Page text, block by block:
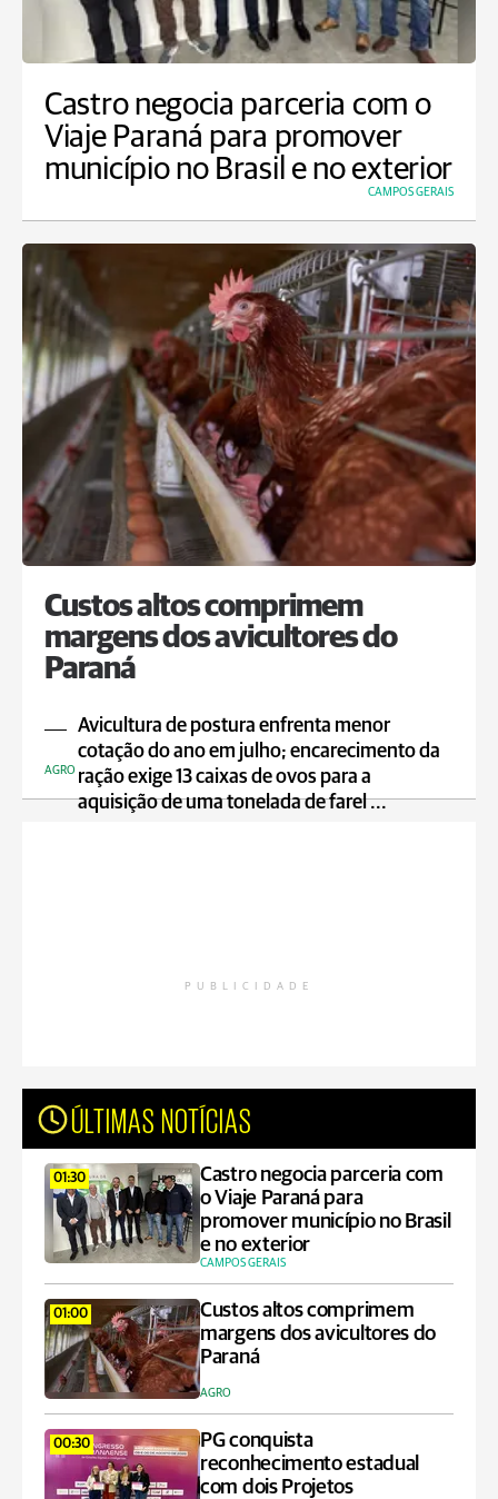
Castro negocia parceria com o
Viaje Paraná para promover
município no Brasil e no exterior
CAMPOS GERAIS
Custos altos comprimem
margens dos avicultores do
Paraná
Avicultura de postura enfrenta menor
cotação do ano em julho; encarecimento da
ração exige 13 caixas de ovos para a
aquisição de uma tonelada de farel ...
AGRO
PUBLICIDADE
ÚLTIMAS NOTÍCIAS
01:30
Castro negocia parceria com
o Viaje Paraná para
promover município no Brasil
e no exterior
CAMPOS GERAIS
01:00
Custos altos comprimem
margens dos avicultores do
Paraná
AGRO
00:30
PG conquista
reconhecimento estadual
com dois Projetos